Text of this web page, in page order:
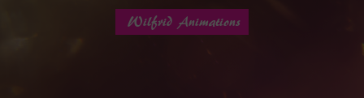
Wilfrid Animations